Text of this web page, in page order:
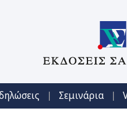
| Σεμινάρια |